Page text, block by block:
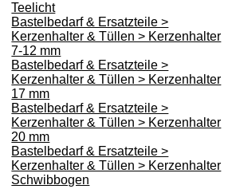
Teelicht
Bastelbedarf & Ersatzteile >
Kerzenhalter & Tüllen > Kerzenhalter
7-12 mm
Bastelbedarf & Ersatzteile >
Kerzenhalter & Tüllen > Kerzenhalter
17 mm
Bastelbedarf & Ersatzteile >
Kerzenhalter & Tüllen > Kerzenhalter
20 mm
Bastelbedarf & Ersatzteile >
Kerzenhalter & Tüllen > Kerzenhalter
Schwibbogen